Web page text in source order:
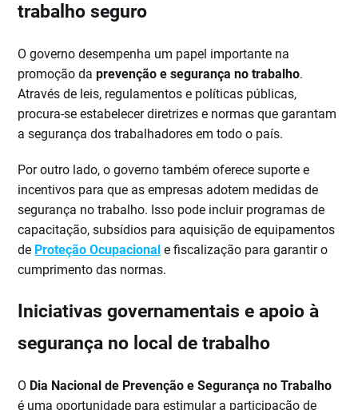
trabalho seguro
O governo desempenha um papel importante na
promoção daprevenção e segurança no trabalho.
Através de leis, regulamentos e políticas públicas,
procura-se estabelecer diretrizes e normas que garantam
a segurança dos trabalhadores em todo o país.
Por outro lado, o governo também oferece suporte e
incentivos para que as empresas adotem medidas de
segurança no trabalho. Isso pode incluir programas de
capacitação, subsídios para aquisição de equipamentos
de Proteção Ocupacional e fiscalização para garantir o
cumprimento das normas.
Iniciativas governamentais e apoio à
segurança no local de trabalho
O Dia Nacional de Prevenção e Segurança no Trabalho
é uma oportunidade para estimular a participação de